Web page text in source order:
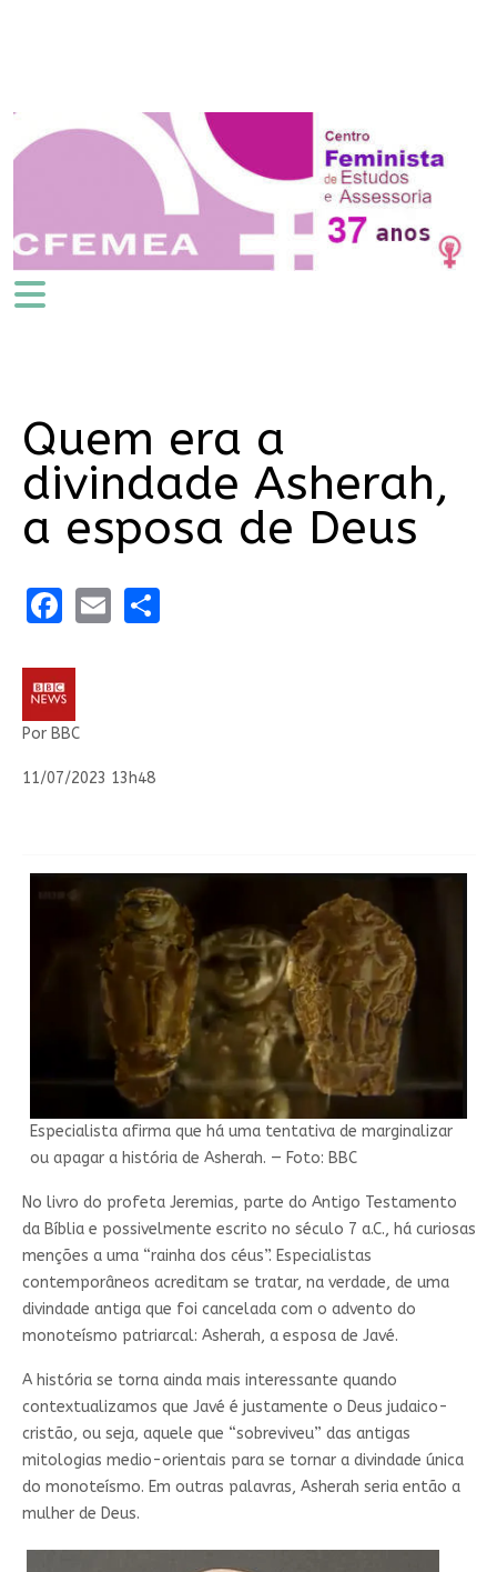
Quem era a
divindade Asherah,
a esposa de Deus
Facebook
EmailShare
Por BBC
11/07/2023 13h48
Especialista afirma que há uma tentativa de marginalizar
ou apagar a história de Asherah. — Foto: BBC
No livro do profeta Jeremias, parte do Antigo Testamento
da Bíblia e possivelmente escrito no século 7 a.C., há curiosas
menções a uma “rainha dos céus”. Especialistas
contemporâneos acreditam se tratar, na verdade, de uma
divindade antiga que foi cancelada com o advento do
monoteísmo patriarcal: Asherah, a esposa de Javé.
A história se torna ainda mais interessante quando
contextualizamos que Javé é justamente o Deus judaico-
cristão, ou seja, aquele que “sobreviveu” das antigas
mitologias medio-orientais para se tornar a divindade única
do monoteísmo. Em outras palavras, Asherah seria então a
mulher de Deus.